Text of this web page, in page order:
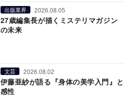
出版業界 2026.08.05
27歳編集長が描くミステリマガジン
の未来
文芸 2026.08.02
伊藤亜紗が語る『身体の美学入門』と
感性